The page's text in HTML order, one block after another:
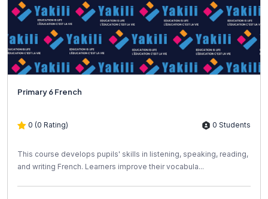
Primary 6 French
0 (0 Rating) 0 Students
This course develops pupils' skills in listening, speaking, reading,
and writing French. Learners improve their vocabula...